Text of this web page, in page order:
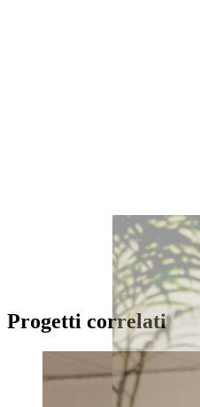
Progetti correlati